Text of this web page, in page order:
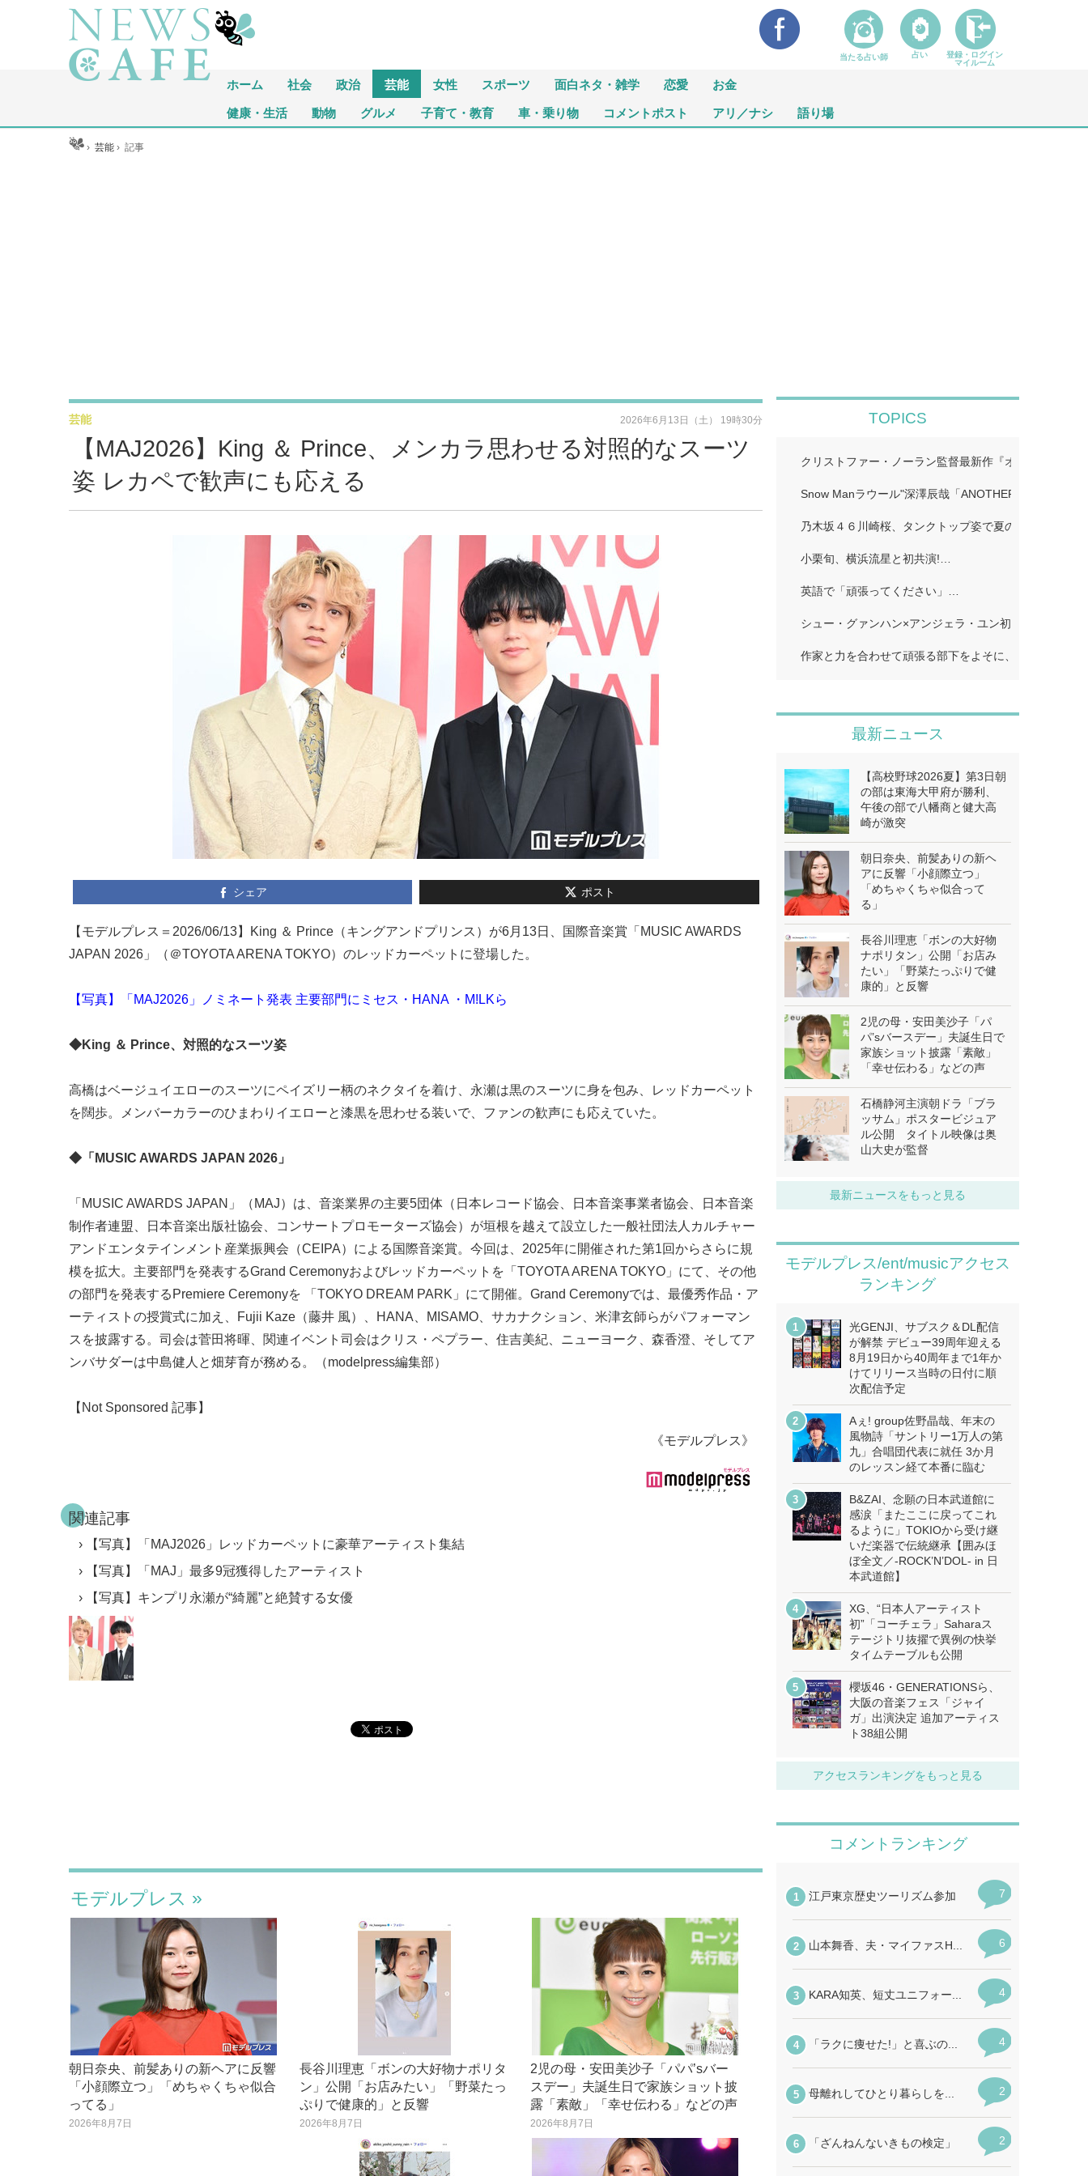
ホーム 社会 政治 芸能 女性 スポーツ 面白ネタ・雑学 恋愛 お金
健康・生活 動物 グルメ 子育て・教育 車・乗り物 コメントポスト アリ／ナシ 語り場
ホーム ›芸能 ›記事
【MAJ2026】King ＆ Prince、メンカラ思わせる対照的なスーツ
姿 レカペで歓声にも応える
芸能 2026年6月13日（土） 19時30分
シェア ポスト
【モデルプレス＝2026/06/13】King ＆ Prince（キングアンドプリンス）が6月13日、国際音楽賞「MUSIC AWARDS
JAPAN 2026」（＠TOYOTA ARENA TOKYO）のレッドカーペットに登場した。
【写真】「MAJ2026」ノミネート発表 主要部門にミセス・HANA ・M!LKら
◆King ＆ Prince、対照的なスーツ姿
高橋はベージュイエローのスーツにペイズリー柄のネクタイを着け、永瀬は黒のスーツに身を包み、レッドカーペット
を闊歩。メンバーカラーのひまわりイエローと漆黒を思わせる装いで、ファンの歓声にも応えていた。
◆「MUSIC AWARDS JAPAN 2026」
「MUSIC AWARDS JAPAN」（MAJ）は、音楽業界の主要5団体（日本レコード協会、日本音楽事業者協会、日本音楽
制作者連盟、日本音楽出版社協会、コンサートプロモーターズ協会）が垣根を越えて設立した一般社団法人カルチャー
アンドエンタテインメント産業振興会（CEIPA）による国際音楽賞。今回は、2025年に開催された第1回からさらに規
模を拡大。主要部門を発表するGrand Ceremonyおよびレッドカーペットを「TOYOTA ARENA TOKYO」にて、その他
の部門を発表するPremiere Ceremonyを 「TOKYO DREAM PARK」にて開催。Grand Ceremonyでは、最優秀作品・ア
ーティストの授賞式に加え、Fujii Kaze（藤井 風）、HANA、MISAMO、サカナクション、米津玄師らがパフォーマン
スを披露する。司会は菅田将暉、関連イベント司会はクリス・ペプラー、住吉美紀、ニューヨーク、森香澄、そしてア
ンバサダーは中島健人と畑芽育が務める。（modelpress編集部）
【Not Sponsored 記事】
《モデルプレス》
関連記事
【写真】「MAJ2026」レッドカーペットに豪華アーティスト集結
【写真】「MAJ」最多9冠獲得したアーティスト
【写真】キンプリ永瀬が“綺麗”と絶賛する女優
モデルプレス
朝日奈央、前髪ありの新ヘアに反響
「小顔際立つ」「めちゃくちゃ似合
ってる」
2026年8月7日
長谷川理恵「ボンの大好物ナポリタ
ン」公開「お店みたい」「野菜たっ
ぷりで健康的」と反響
2026年8月7日
2児の母・安田美沙子「パパ’sバー
スデー」夫誕生日で家族ショット披
露「素敵」「幸せ伝わる」などの声
2026年8月7日
TOPICS
クリストファー・ノーラン監督最新作『オデュッセイ
Snow Manラウール"深澤辰哉「ANOTHER SKY」…
乃木坂４６川崎桜、タンクトップ姿で夏のワンシーン
小栗旬、横浜流星と初共演!…
英語で「頑張ってください」…
シュー・グァンハン×アンジェラ・ユン初共演…
作家と力を合わせて頑張る部下をよそに、上司は陰で
最新ニュース
【高校野球2026夏】第3日朝
の部は東海大甲府が勝利、
午後の部で八幡商と健大高
崎が激突
朝日奈央、前髪ありの新ヘ
アに反響「小顔際立つ」
「めちゃくちゃ似合って
る」
長谷川理恵「ボンの大好物
ナポリタン」公開「お店み
たい」「野菜たっぷりで健
康的」と反響
2児の母・安田美沙子「パ
パ’sバースデー」夫誕生日で
家族ショット披露「素敵」
「幸せ伝わる」などの声
石橋静河主演朝ドラ「ブラ
ッサム」ポスタービジュア
ル公開 タイトル映像は奥
山大史が監督
最新ニュースをもっと見る
モデルプレス/ent/musicアクセス
ランキング
光GENJI、サブスク＆DL配信
が解禁 デビュー39周年迎える
8月19日から40周年まで1年か
けてリリース当時の日付に順
次配信予定
Aぇ! group佐野晶哉、年末の
風物詩「サントリー1万人の第
九」合唱団代表に就任 3か月
のレッスン経て本番に臨む
B&ZAI、念願の日本武道館に
感涙「またここに戻ってこれ
るように」TOKIOから受け継
いだ楽器で伝統継承【囲みほ
ぼ全文／-ROCK’N’DOL- in 日
本武道館】
XG、“日本人アーティスト
初”「コーチェラ」Saharaス
テージトリ抜擢で異例の快挙
タイムテーブルも公開
櫻坂46・GENERATIONSら、
大阪の音楽フェス「ジャイ
ガ」出演決定 追加アーティス
ト38組公開
アクセスランキングをもっと見る
当たる占い師 占い
登録・ログイン
マイルーム